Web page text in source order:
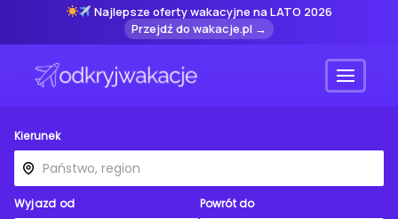
Najlepsze oferty wakacyjne na LATO 2026
Przejdź do wakacje.pl →
Menu
Kierunek
Wyjazd od Powrót do